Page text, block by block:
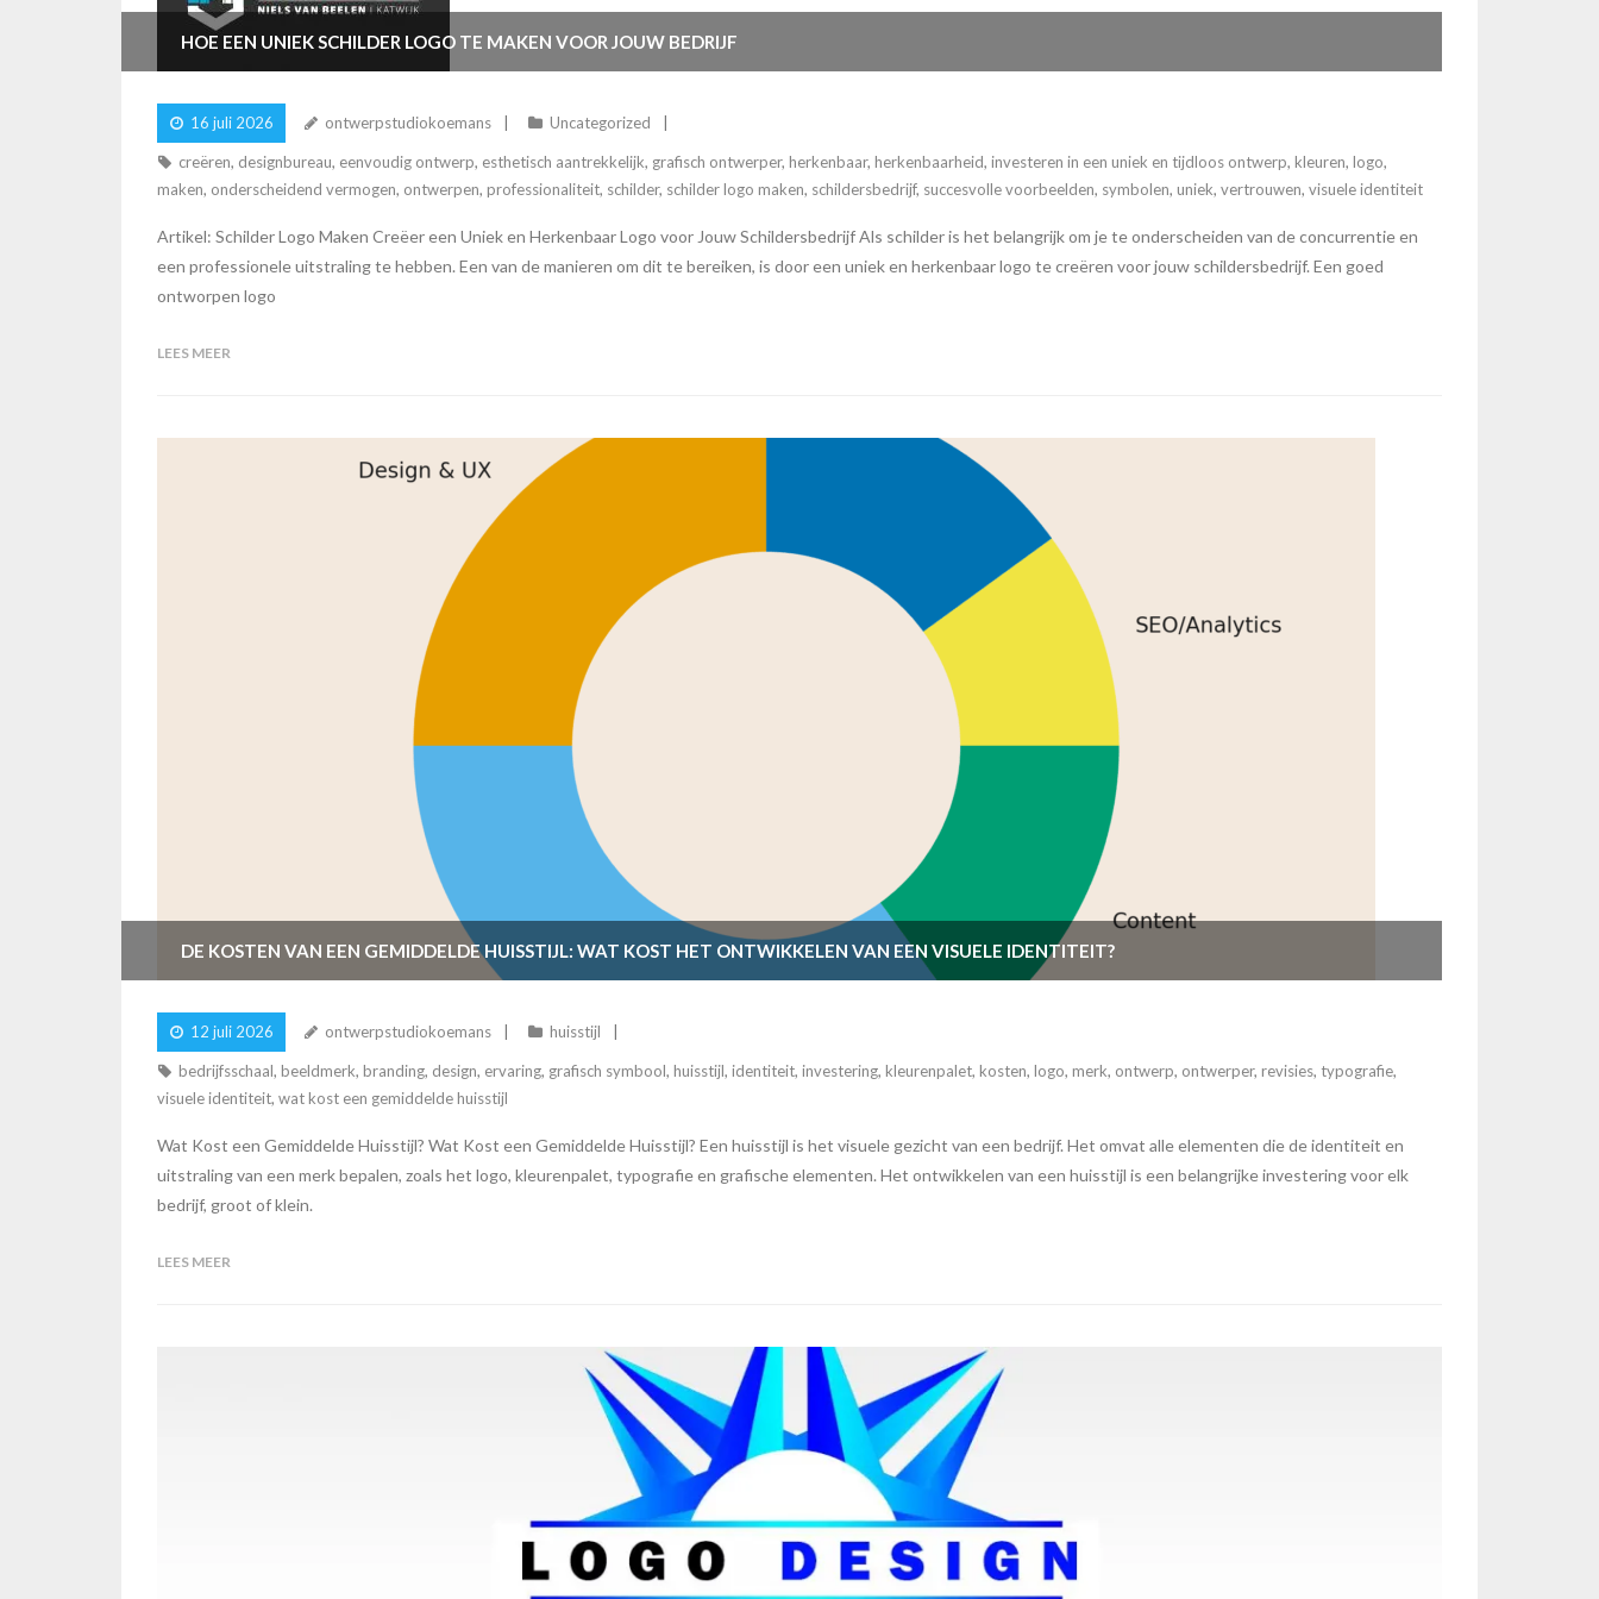
HOE EEN UNIEK SCHILDER LOGO TE MAKEN VOOR JOUW BEDRIJF
16 juli 2026 ontwerpstudiokoemans Uncategorized
creëren, designbureau, eenvoudig ontwerp, esthetisch aantrekkelijk, grafisch ontwerper, herkenbaar, herkenbaarheid, investeren in een uniek en tijdloos ontwerp, kleuren, logo,
maken, onderscheidend vermogen, ontwerpen, professionaliteit, schilder, schilder logo maken, schildersbedrijf, succesvolle voorbeelden, symbolen, uniek, vertrouwen, visuele identiteit
Artikel: Schilder Logo Maken Creëer een Uniek en Herkenbaar Logo voor Jouw Schildersbedrijf Als schilder is het belangrijk om je te onderscheiden van de concurrentie en
een professionele uitstraling te hebben. Een van de manieren om dit te bereiken, is door een uniek en herkenbaar logo te creëren voor jouw schildersbedrijf. Een goed
ontworpen logo
LEES MEER
DE KOSTEN VAN EEN GEMIDDELDE HUISSTIJL: WAT KOST HET ONTWIKKELEN VAN EEN VISUELE IDENTITEIT?
12 juli 2026 ontwerpstudiokoemans huisstijl
bedrijfsschaal, beeldmerk, branding, design, ervaring, grafisch symbool, huisstijl, identiteit, investering, kleurenpalet, kosten, logo, merk, ontwerp, ontwerper, revisies, typografie,
visuele identiteit, wat kost een gemiddelde huisstijl
Wat Kost een Gemiddelde Huisstijl? Wat Kost een Gemiddelde Huisstijl? Een huisstijl is het visuele gezicht van een bedrijf. Het omvat alle elementen die de identiteit en
uitstraling van een merk bepalen, zoals het logo, kleurenpalet, typografie en grafische elementen. Het ontwikkelen van een huisstijl is een belangrijke investering voor elk
bedrijf, groot of klein.
LEES MEER